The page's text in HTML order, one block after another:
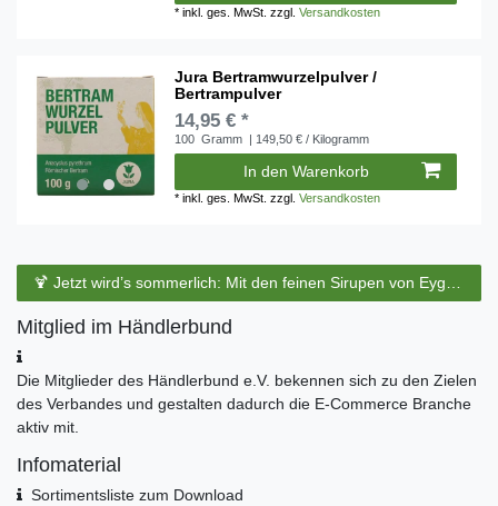
*inkl. ges. MwSt. zzgl.Versandkosten
Jura Bertramwurzelpulver /
Bertrampulver
14,95 € *
100 Gramm | 149,50 € / Kilogramm
In den Warenkorb
*inkl. ges. MwSt. zzgl.Versandkosten
🍹 Jetzt wird’s sommerlich: Mit den feinen Sirupen von Eyguebelle entstehen erfrischende Cocktails und köstliche Sommerdrinks.
Mitglied im Händlerbund
Die Mitglieder des Händlerbund e.V. bekennen sich zu den Zielen
des Verbandes und gestalten dadurch die E-Commerce Branche
aktiv mit.
Infomaterial
Sortimentsliste zum Download